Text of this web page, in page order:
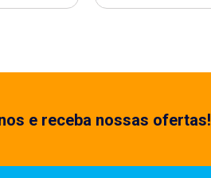
e receba nossas ofertas!